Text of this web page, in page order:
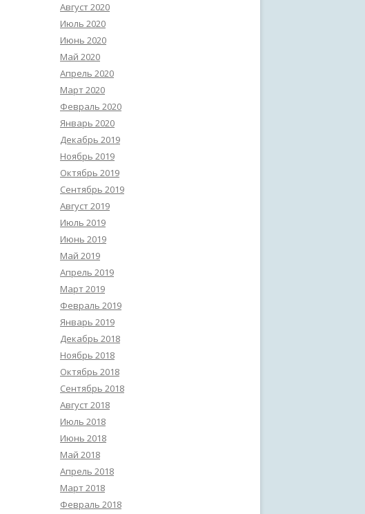
Август 2020
Июль 2020
Июнь 2020
Май 2020
Апрель 2020
Март 2020
Февраль 2020
Январь 2020
Декабрь 2019
Ноябрь 2019
Октябрь 2019
Сентябрь 2019
Август 2019
Июль 2019
Июнь 2019
Май 2019
Апрель 2019
Март 2019
Февраль 2019
Январь 2019
Декабрь 2018
Ноябрь 2018
Октябрь 2018
Сентябрь 2018
Август 2018
Июль 2018
Июнь 2018
Май 2018
Апрель 2018
Март 2018
Февраль 2018